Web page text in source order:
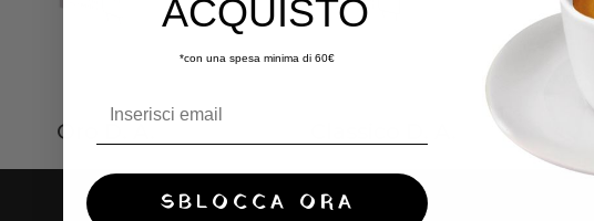
Oro D. A.
ACQUISTO
*con una spesa minima di 60€
SBLOCCA ORA